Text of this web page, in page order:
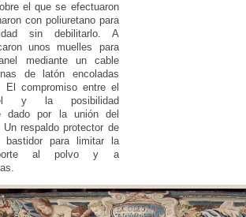
el que se efectuaron
con poliuretano para
sin debilitarlo. A
unos muelles para
mediante un cable
de latón encoladas
compromiso entre el
y la posibilidad
dado por la unión del
respaldo protector de
para limitar la
al polvo y a